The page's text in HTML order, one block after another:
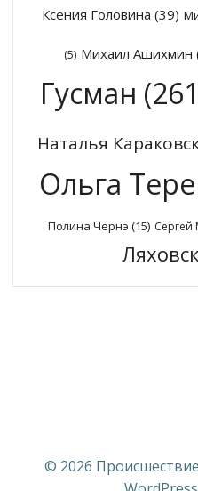
Ксения Головина (39)
(5) Михаил Ашихмин
Гусман
Наталья
Ольга
Полина Чернэ (15) Сергей
© 2026